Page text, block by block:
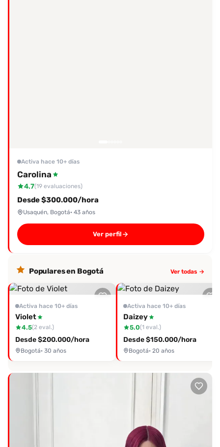
Activa hace 10+ días
Carolina
4.7(19 evaluaciones)
Desde $300.000/hora
Usaquén, Bogotá· 43 años
Ver perfil
Populares en Bogotá Ver todas →
Activa hace 10+ días
Violet
4.5(2 eval.)
Desde $200.000/hora
Bogotá· 30 años
Activa hace 10+ días
Daizey
5.0(1 eval.)
Desde $150.000/hora
Bogotá· 20 años